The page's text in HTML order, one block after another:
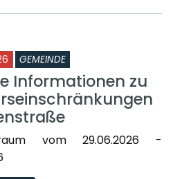
GEMEINDE
Informationen zu
vom 29.06.2026 -